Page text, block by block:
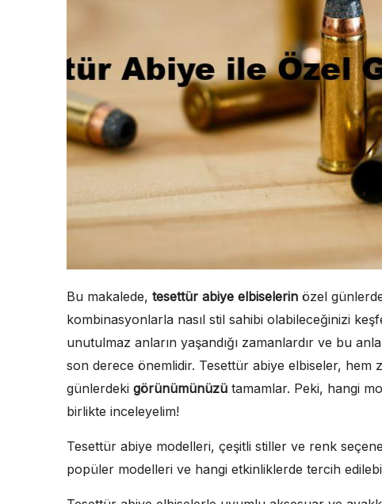
Bu makalede, tesettür abiye elbiselerin özel
kombinasyonlarla nasıl stil sahibi olabileceğinizi
unutulmaz anların yaşandığı zamanlardır ve bu
son derece önemlidir. Tesettür abiye elbiseler,
günlerdeki görünümünüzü tamamlar. Peki, hangi
birlikte inceleyelim!
Tesettür abiye modelleri, çeşitli stiller ve renk
popüler modelleri ve hangi etkinliklerde tercih